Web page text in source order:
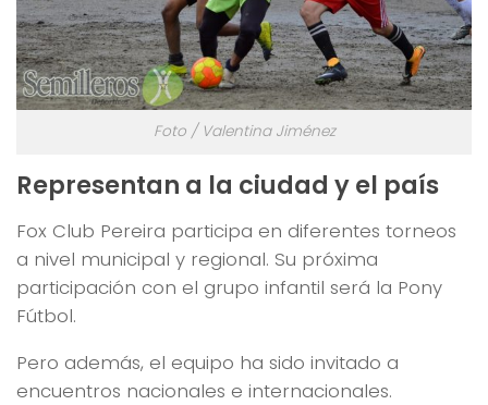
Foto / Valentina Jiménez
Representan a la ciudad y el país
Fox Club Pereira participa en diferentes torneos
a nivel municipal y regional. Su próxima
participación con el grupo infantil será la Pony
Fútbol.
Pero además, el equipo ha sido invitado a
encuentros nacionales e internacionales.